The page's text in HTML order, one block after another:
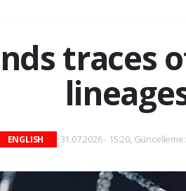
traces
ENGLISH 31.07.2026 - 15:20,